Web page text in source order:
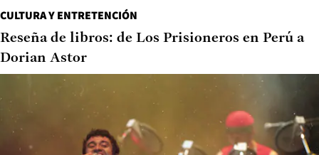
CULTURA Y ENTRETENCIÓN
Reseña de libros: de Los Prisioneros en Perú a
Dorian Astor